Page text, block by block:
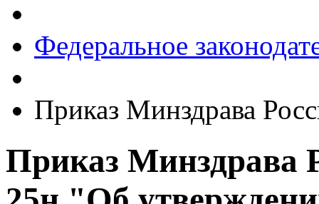
Федеральное
Приказ Минздрава
Приказ Минздрава